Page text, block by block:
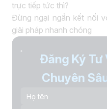
trực tiếp tức thì?
Đừng ngại ngần kết nối
giải pháp nhanh chóng
Đăng Ký Tư
Chuyên